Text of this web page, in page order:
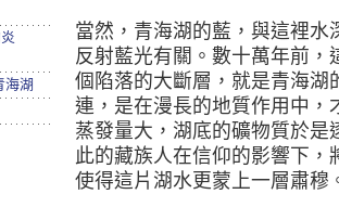
當然，青海湖的藍，與這裡
反射藍光有關。數十萬年前
個陷落的大斷層，就是青海湖
連，是在漫長的地質作用中，
蒸發量大，湖底的礦物質於
此的藏族人在信仰的影響下
使得這片湖水更蒙上一層肅穆
海湖